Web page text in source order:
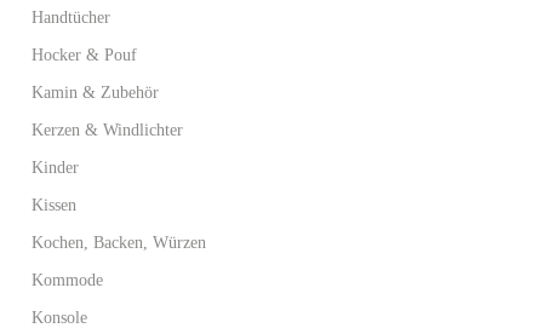
Handtücher
Hocker & Pouf
Kamin & Zubehör
Kerzen & Windlichter
Kinder
Kissen
Kochen, Backen, Würzen
Kommode
Konsole